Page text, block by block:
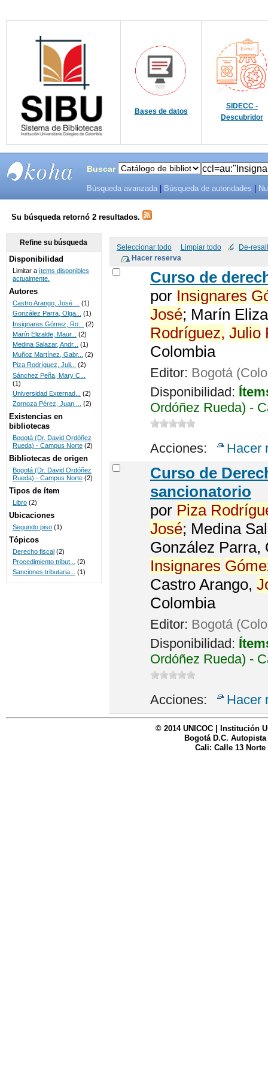
Bases de datos
SIDECC -
Descubridor
SISTEMAS
DE
BIBLIOTECAS
UNICOC
Buscar
Búsqueda avanzada Búsqueda de autoridades
Su búsqueda retornó 2 resultados.
Seleccionar todo Limpiar todo De-
Curso de
por Insignares
José; Marín
Rodríguez, Julio
Colombia
Editor: Bogotá
Disponibilidad:
Ordóñez Rueda) -
Acciones: Hacer
Curso de
sancionatorio
por Piza
José; Medina
González Parra,
Insignares
Castro Arango,
Colombia
Editor: Bogotá
Disponibilidad:
Ordóñez Rueda) -
Acciones: Hacer
Refine su búsqueda
Disponibilidad
Limitar a ítems disponibles
actualmente.
Autores
Castro Arango, José ...
(1)
González Parra, Olga... (1)
Insignares Gómez, Ro...
(2)
Marín Elizalde, Maur...
(2)
Medina Salazar, Andr...
(1)
Muñoz Martínez, Gabr...
(2)
Piza Rodríguez, Juli...
(2)
Sánchez Peña, Mary C...
(1)
Universidad Externad...
(2)
Zornoza Pérez, Juan ...
(2)
Existencias en
bibliotecas
Bogotá (Dr. David Ordóñez
Rueda) - Campus Norte (2)
Bibliotecas de origen
Bogotá (Dr. David Ordóñez
Rueda) - Campus Norte (2)
Tipos de ítem
Libro (2)
Ubicaciones
Segundo piso (1)
Tópicos
Derecho fiscal (2)
Procedimiento tribut...
(2)
Sanciones tributaria...
(1)
© 2014 UNICOC | Institución
Bogotá D.C. Autopista
Cali: Calle 13 Norte